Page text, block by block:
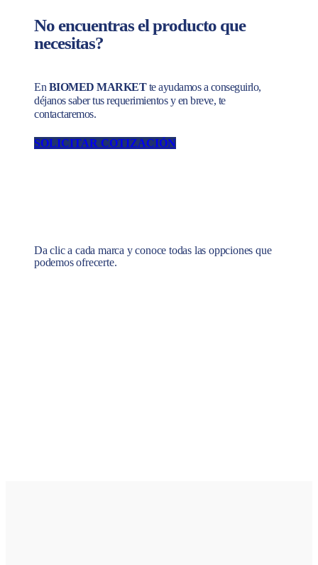
No encuentras el producto que
necesitas?
En BIOMED MARKETte ayudamos a conseguirlo,
déjanos saber tus requerimientos y en breve, te
contactaremos.
SOLICITAR COTIZACIÓN
Da clic a cada marca y conoce todas las oppciones que
podemos ofrecerte.